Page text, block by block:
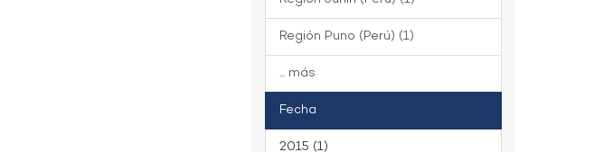
Región Puno (Perú) (1)
... más
Fecha
2015 (1)